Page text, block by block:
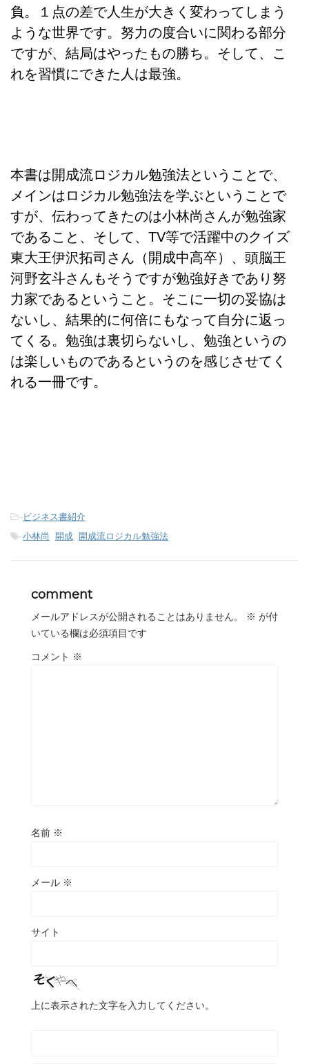
負。１点の差で人生が大きく変わってしまう
ような世界です。努力の度合いに関わる部分
ですが、結局はやったもの勝ち。そして、こ
れを習慣にできた人は最強。
本書は開成流ロジカル勉強法ということで、
メインはロジカル勉強法を学ぶということで
すが、伝わってきたのは小林尚さんが勉強家
であること、そして、TV等で活躍中のクイズ
東大王伊沢拓司さん（開成中高卒）、頭脳王
河野玄斗さんもそうですが勉強好きであり努
力家であるということ。そこに一切の妥協は
ないし、結果的に何倍にもなって自分に返っ
てくる。勉強は裏切らないし、勉強というの
は楽しいものであるというのを感じさせてく
れる一冊です。
-ビジネス書紹介
-小林尚, 開成, 開成流ロジカル勉強法
comment
メールアドレスが公開されることはありません。 ※ が付
いている欄は必須項目です
コメント ※
名前 ※
メール ※
サイト
上に表示された文字を入力してください。